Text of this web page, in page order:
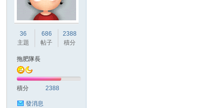
36
主題
686
帖子
2388
積分
拖肥隊長
積分 2388
發消息